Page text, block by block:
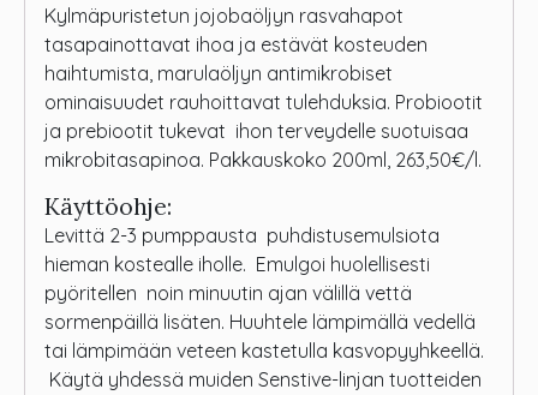
Kylmäpuristetun jojobaöljyn rasvahapot
tasapainottavat ihoa ja estävät kosteuden
haihtumista, marulaöljyn antimikrobiset
ominaisuudet rauhoittavat tulehduksia. Probiootit
ja prebiootit tukevat ihon terveydelle suotuisaa
mikrobitasapinoa. Pakkauskoko 200ml, 263,50€/l.
Käyttöohje:
Levittä 2-3 pumppausta puhdistusemulsiota
hieman kostealle iholle. Emulgoi huolellisesti
pyöritellen noin minuutin ajan välillä vettä
sormenpäillä lisäten. Huuhtele lämpimällä vedellä
tai lämpimään veteen kastetulla kasvopyyhkeellä.
Käytä yhdessä muiden Senstive-linjan tuotteiden